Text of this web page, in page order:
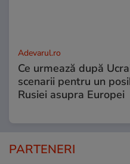
Adevarul.ro
Ce urmează după
scenarii pentru un
Rusiei asupra Europei
PARTENERI